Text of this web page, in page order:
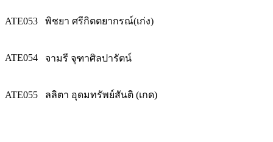
ATE053 พิชยา ศรีกิตตยากรณ์(เก่ง)
ATE054 จามรี จุฑาศิลปารัตน์
ATE055 ลลิตา อุดมทรัพย์สันติ (เกด)